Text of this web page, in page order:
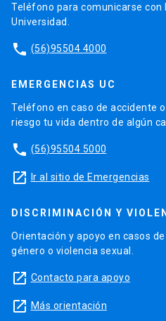
Teléfono para comunicarse con
Universidad.
phone (56)95504 4000
EMERGENCIAS UC
Teléfono en caso de accidente
riesgo tu vida dentro de algún
phone (56)95504 5000
launch Ir al sitio de Emergencias
DISCRIMINACIÓN Y
Orientación y apoyo en casos
género o violencia sexual.
launch Contacto para apoyo
launch Más orientación